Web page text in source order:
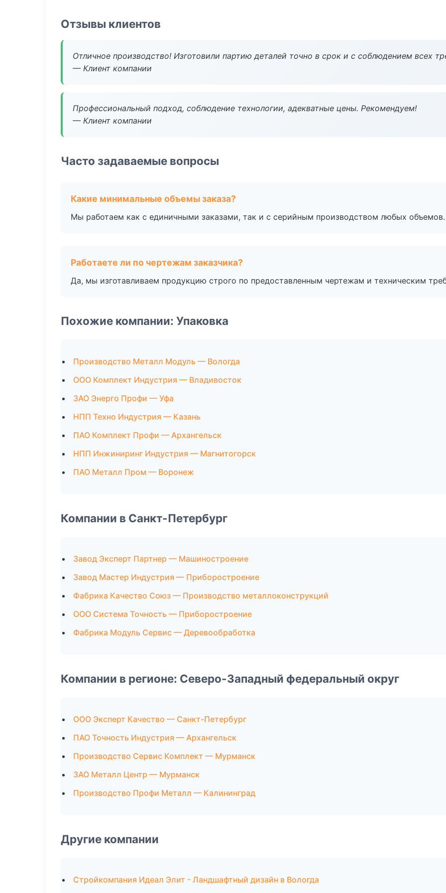
Отзывы клиентов
Отличное производство! Изготовили партию деталей точно в срок и с соблюдением всех
— Клиент компании
Профессиональный подход, соблюдение технологии, адекватные цены. Рекомендуем!
— Клиент компании
Часто задаваемые вопросы
Какие минимальные объемы заказа?
Мы работаем как с единичными заказами, так и с серийным производством любых объемов.
Работаете ли по чертежам заказчика?
Да, мы изготавливаем продукцию строго по предоставленным чертежам и техническим
Похожие компании: Упаковка
Производство Металл Модуль — Вологда
ООО Комплект Индустрия — Владивосток
ЗАО Энерго Профи — Уфа
НПП Техно Индустрия — Казань
ПАО Комплект Профи — Архангельск
НПП Инжиниринг Индустрия — Магнитогорск
ПАО Металл Пром — Воронеж
Компании в Санкт-Петербург
Завод Эксперт Партнер — Машиностроение
Завод Мастер Индустрия — Приборостроение
Фабрика Качество Союз — Производство металлоконструкций
ООО Система Точность — Приборостроение
Фабрика Модуль Сервис — Деревообработка
Компании в регионе: Северо-Западный федеральный округ
ООО Эксперт Качество — Санкт-Петербург
ПАО Точность Индустрия — Архангельск
Производство Сервис Комплект — Мурманск
ЗАО Металл Центр — Мурманск
Производство Профи Металл — Калининград
Другие компании
Стройкомпания Идеал Элит - Ландшафтный дизайн в Вологда